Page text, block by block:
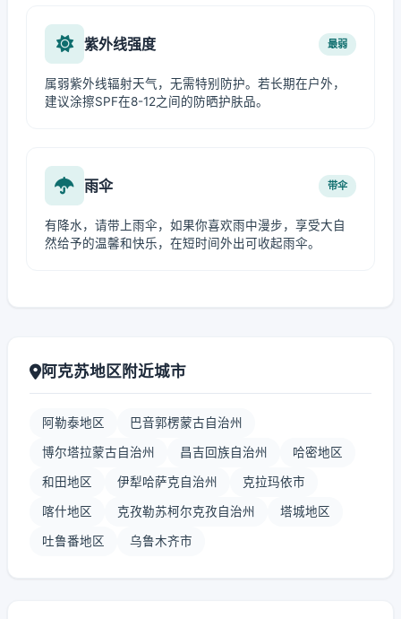
紫外线强度 最弱
属弱紫外线辐射天气，无需特别防护。若长期在户外，
建议涂擦SPF在8-12之间的防晒护肤品。
雨伞 带伞
有降水，请带上雨伞，如果你喜欢雨中漫步，享受大自
然给予的温馨和快乐，在短时间外出可收起雨伞。
阿克苏地区附近城市
阿勒泰地区 巴音郭楞蒙古自治州
博尔塔拉蒙古自治州 昌吉回族自治州 哈密地区
和田地区 伊犁哈萨克自治州 克拉玛依市
喀什地区 克孜勒苏柯尔克孜自治州 塔城地区
吐鲁番地区 乌鲁木齐市